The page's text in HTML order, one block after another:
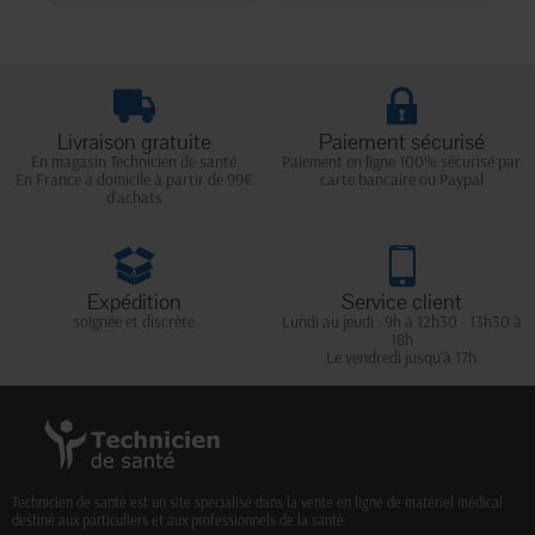
Livraison gratuite
En magasin Technicien de santé
En France à domicile à partir de 99€
d'achats
Paiement sécurisé
Paiement en ligne 100% sécurisé par
carte bancaire ou Paypal
Expédition
soignée et discrète
Service client
Lundi au jeudi : 9h à 12h30 - 13h30 à
18h
Le vendredi jusqu'à 17h
Technicien de santé est un site spécialisé dans la vente en ligne de matériel médical
destiné aux particuliers et aux professionnels de la santé.